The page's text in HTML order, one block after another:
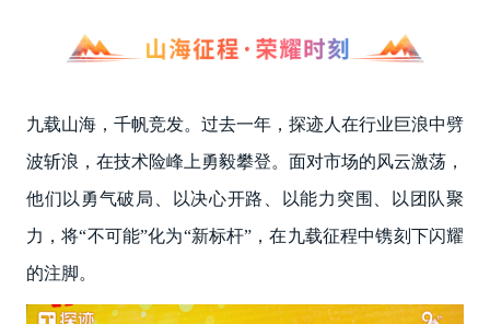
九载山海，千帆竞发。过去一年，探迹人在行业巨浪中劈
波斩浪，在技术险峰上勇毅攀登。面对市场的风云激荡，
他们以勇气破局、以决心开路、以能力突围、以团队聚
力，将“不可能”化为“新标杆”，在九载征程中镌刻下闪耀
的注脚。